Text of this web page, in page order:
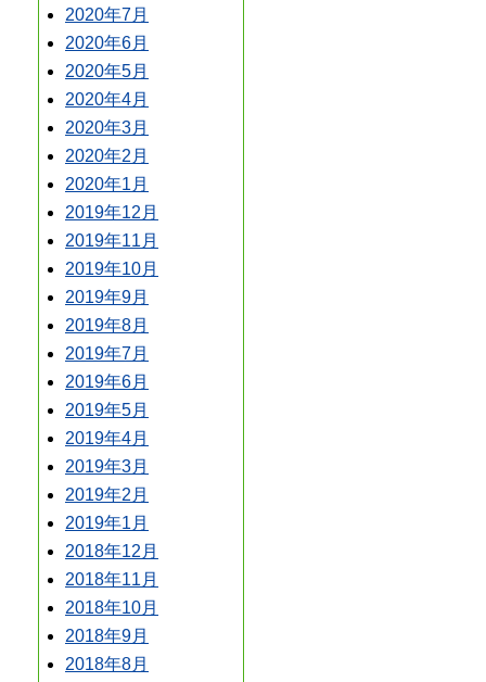
2020年7月
2020年6月
2020年5月
2020年4月
2020年3月
2020年2月
2020年1月
2019年12月
2019年11月
2019年10月
2019年9月
2019年8月
2019年7月
2019年6月
2019年5月
2019年4月
2019年3月
2019年2月
2019年1月
2018年12月
2018年11月
2018年10月
2018年9月
2018年8月